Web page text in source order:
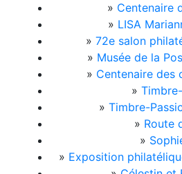
» Centenaire
» LISA
» 72e salon
» Musée de la
» Centenaire des
»
» Timbre-
» Route
»
» Exposition